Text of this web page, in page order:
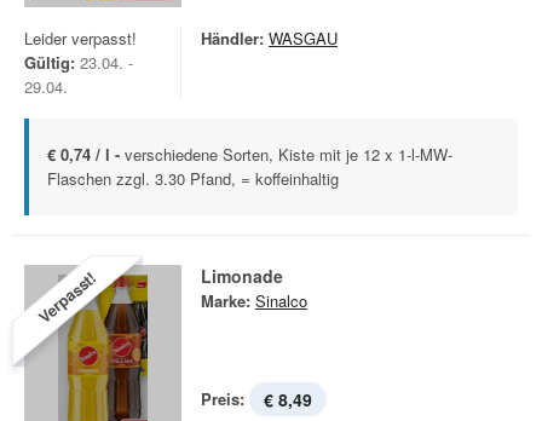
Leider verpasst!
Gültig: 23.04. -
29.04.
Händler: WASGAU
€ 0,74 / l - verschiedene Sorten, Kiste mit je 12 x 1-l-MW-
Flaschen zzgl. 3.30 Pfand, = koffeinhaltig
Verpasst! Limonade
Marke: Sinalco
Preis: € 8,49